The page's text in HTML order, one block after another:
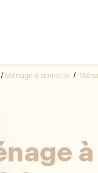
Ménage à domicile